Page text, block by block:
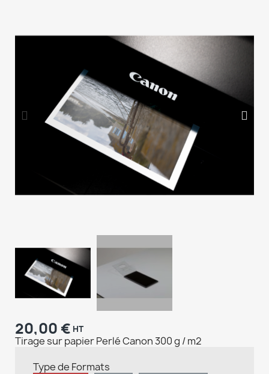
20,00 € HT
Tirage sur papier Perlé Canon 300 g / m2
Type de Formats